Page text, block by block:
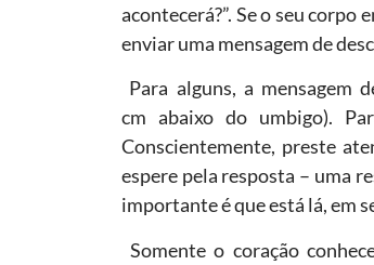
acontecerá?”. Se o seu corpo
enviar uma mensagem de
Para alguns, a mensagem
cm abaixo do umbigo).
Conscientemente, preste
espere pela resposta – uma
importante é que está lá, em
Somente o coração